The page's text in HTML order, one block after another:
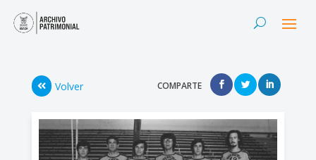
Volver COMPARTE